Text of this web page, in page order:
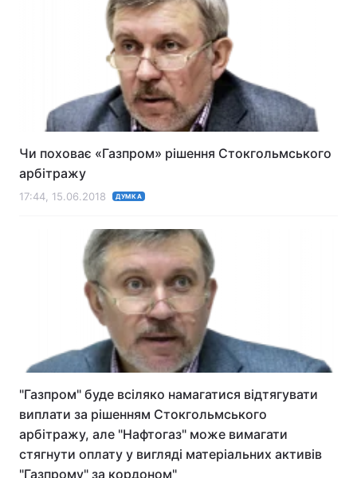
Чи поховає «Газпром» рішення Стокгольмського
арбітражу
17:44, 15.06.2018 ДУМКА
"Газпром" буде всіляко намагатися відтягувати
виплати за рішенням Стокгольмського
арбітражу, але "Нафтогаз" може вимагати
стягнути оплату у вигляді матеріальних активів
"Газпрому" за кордоном"